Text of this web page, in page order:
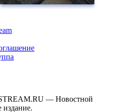
— Новостной
издание.